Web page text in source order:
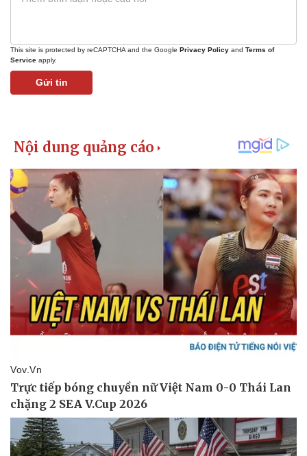
This site is protected by reCAPTCHA and the Google Privacy Policy and Terms of
Service apply.
Gửi tin